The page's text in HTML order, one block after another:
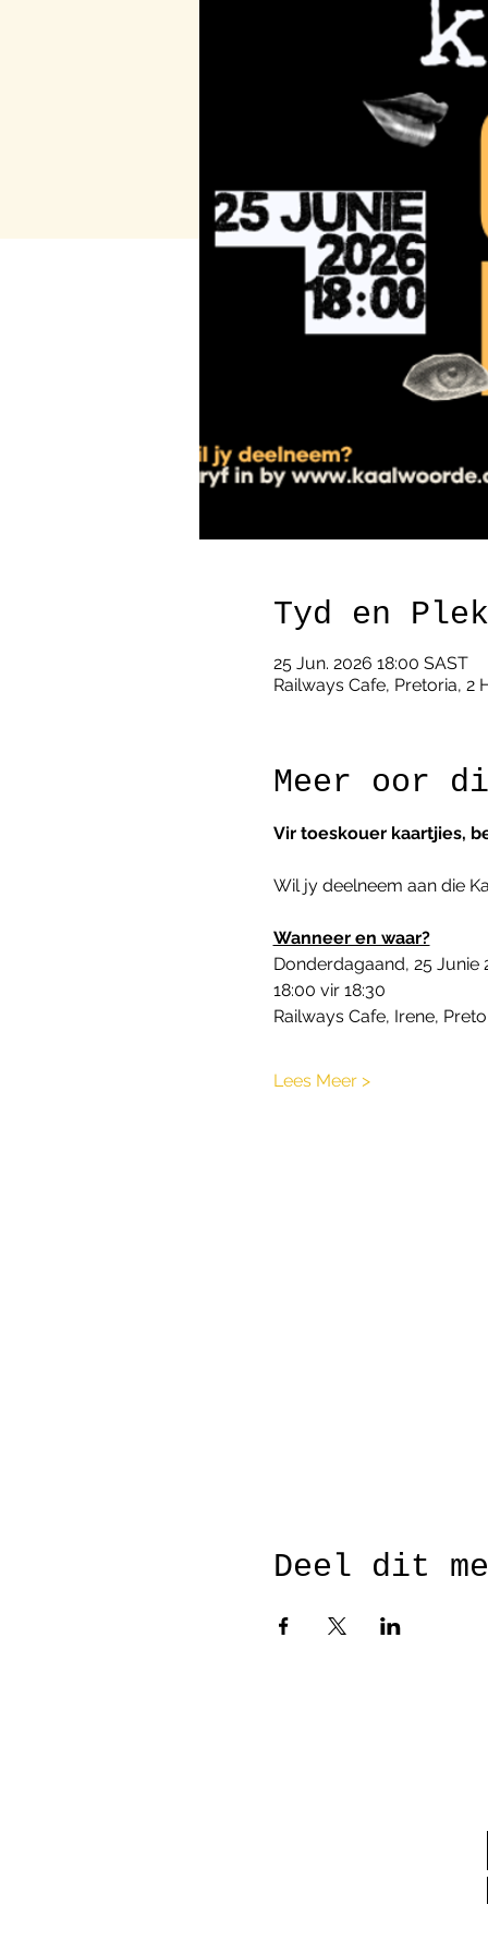
Tyd en Plek
25 Jun. 2026 18:00 SAST
Railways Cafe, Pretoria, 2
Meer oor
Vir toeskouer kaartjies,
Wil jy deelneem aan die
Wanneer en waar?
Donderdagaand, 25 Junie
18:00 vir 18:30
Railways Cafe, Irene,
Lees Meer >
Deel dit